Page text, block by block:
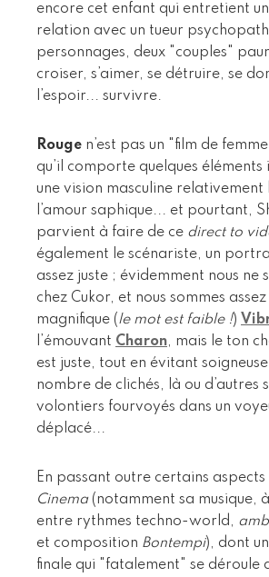
encore cet enfant qui entretient
relation avec un tueur
personnages, deux "couples"
croiser, s’aimer, se détruire, se
l’espoir... survivre.
Rouge n’est pas un "film de
qu’il comporte quelques éléments
une vision masculine relativement
l’amour saphique... et pourtant,
parvient à faire de ce direct to
également le scénariste, un
assez juste ; évidemment nous ne
chez Cukor, et nous sommes
magnifique (le mot est faible !)
l’émouvant Charon, mais le ton
est juste, tout en évitant
nombre de clichés, là ou d’autres
volontiers fourvoyés dans un
déplacé...
En passant outre certains
Cinema(notamment sa musique,
entre rythmes techno-world,
et composition Bontempi), dont
finale qui "fatalement" se déroule